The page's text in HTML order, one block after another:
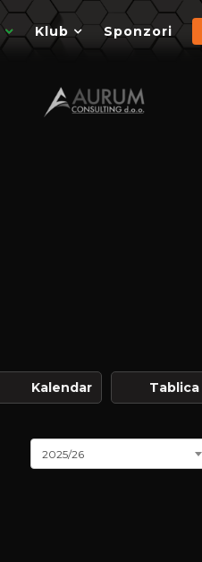
Klub Sponzori
Kalendar Tablica
2025/26